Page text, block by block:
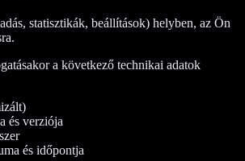
statisztikák, beállítások) helyben, az Ön
a következő technikai adatok
és verziója
és időpontja